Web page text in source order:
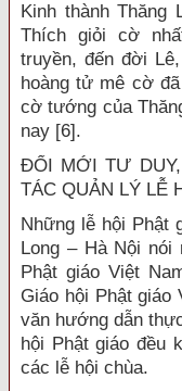
Kinh thành
Thích giỏi cờ
truyền, đến đời
hoàng tử mê cờ
cờ tướng của
nay [6].
ĐỔI MỚI TƯ
TÁC QUẢN LÝ LỄ
Những lễ hội Phật
Long – Hà Nội nói
Phật giáo Việt
Giáo hội Phật giáo
văn hướng dẫn
hội Phật giáo đều
các lễ hội chùa.